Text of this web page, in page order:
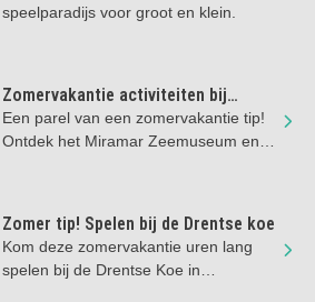
speelparadijs voor groot en klein.
Zomervakantie activiteiten bij
Miramar Zeemuseum
Een parel van een zomervakantie tip!
Ontdek het Miramar Zeemuseum en
Zomer tip! Spelen bij de Drentse koe
Kom deze zomervakantie uren lang
spelen bij de Drentse Koe in